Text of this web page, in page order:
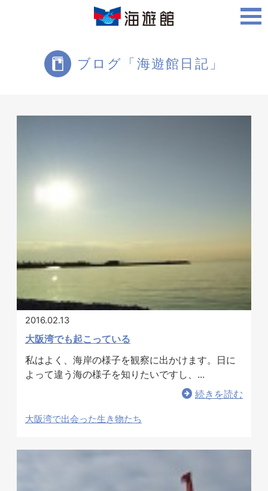
ブログ「海遊館日記」
2016.02.13
大阪湾でも起こっている
私はよく、海岸の様子を観察に出かけます。日に
よって違う海の様子を知りたいですし、...
続きを読む
大阪湾で出会った生き物たち
周辺スポット